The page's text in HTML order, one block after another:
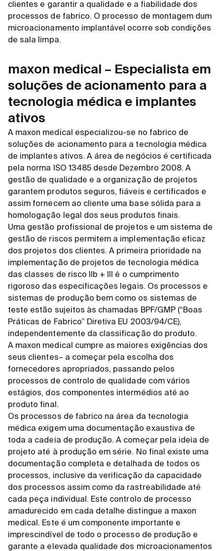
clientes e garantir a qualidade e a fiabilidade dos
processos de fabrico. O processo de montagem dum
microacionamento implantável ocorre sob condições
de sala limpa.
maxon medical – Especialista em
soluções de acionamento para a
tecnologia médica e implantes
ativos
A maxon medical especializou-se no fabrico de
soluções de acionamento para a tecnologia médica
de implantes ativos. A área de negócios é certificada
pela norma ISO 13485 desde Dezembro 2008. A
gestão de qualidade e a organização de projetos
garantem produtos seguros, fiáveis e certificados e
assim fornecem ao cliente uma base sólida para a
homologação legal dos seus produtos finais.
Uma gestão profissional de projetos e um sistema de
gestão de riscos permitem a implementação eficaz
dos projetos dos clientes. A primeira prioridade na
implementação de projetos de tecnologia médica
das classes de risco IIb + III é o cumprimento
rigoroso das especificações legais. Os processos e
sistemas de produção bem como os sistemas de
teste estão sujeitos às chamadas BPF/GMP (“Boas
Práticas de Fabrico” Diretiva EU 2003/94/CE),
independentemente da classificação do produto.
A maxon medical cumpre as maiores exigências dos
seus clientes– a começar pela escolha dos
fornecedores apropriados, passando pelos
processos de controlo de qualidade com vários
estágios, dos componentes intermédios até ao
produto final.
Os processos de fabrico na área da tecnologia
médica exigem uma documentação exaustiva de
toda a cadeia de produção. A começar pela ideia de
projeto até à produção em série. No final existe uma
documentação completa e detalhada de todos os
processos, inclusive da verificação da capacidade
dos processos assim como da rastreabilidade até
cada peça individual. Este controlo de processo
amadurecido em cada detalhe distingue a maxon
medical. Este é um componente importante e
imprescindível de todo o processo de produção e
garante a elevada qualidade dos microacionamentos